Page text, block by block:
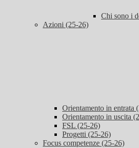
Chi sono i
Azioni (25-26)
Orientamento in entrata
Orientamento in uscita
FSL (25-26)
Progetti (25-26)
Focus competenze (25-26)